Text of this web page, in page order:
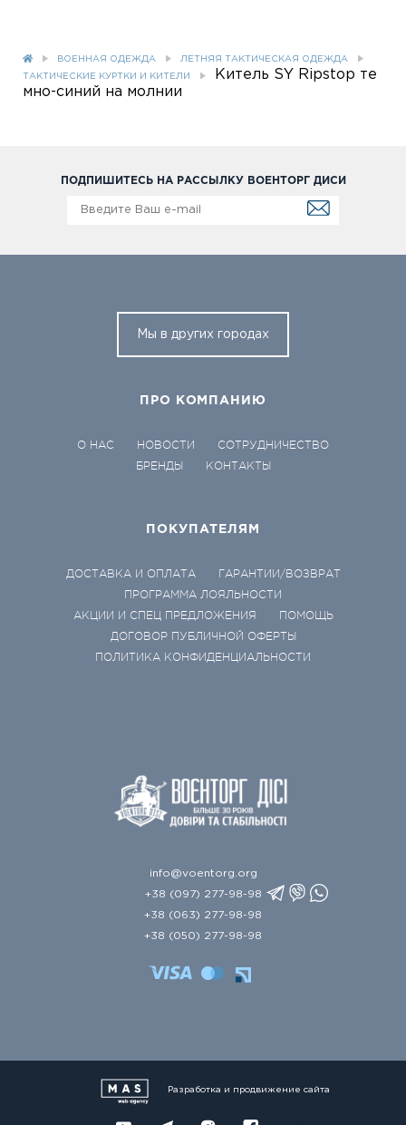
ВОЕННАЯ ОДЕЖДА ЛЕТНЯЯ ТАКТИЧЕСКАЯ ОДЕЖДА
ТАКТИЧЕСКИЕ КУРТКИ И КИТЕЛИ
Китель SY Ripstop те
мно-синий на молнии
ПОДПИШИТЕСЬ НА РАССЫЛКУ ВОЕНТОРГ ДИСИ
Мы в других городах
ПРО КОМПАНИЮ
О НАС НОВОСТИ
СОТРУДНИЧЕСТВО
БРЕНДЫ
КОНТАКТЫ
ПОКУПАТЕЛЯМ
ДОСТАВКА И ОПЛАТА
ГАРАНТИИ/ВОЗВРАТ
ПРОГРАММА ЛОЯЛЬНОСТИ
АКЦИИ И СПЕЦ ПРЕДЛОЖЕНИЯ
ПОМОЩЬ
ДОГОВОР ПУБЛИЧНОЙ ОФЕРТЫ
ПОЛИТИКА КОНФИДЕНЦИАЛЬНОСТИ
info@voentorg.org
+38 (097) 277-98-98
+38 (063) 277-98-98
+38 (050) 277-98-98
Разработка и продвижение сайта